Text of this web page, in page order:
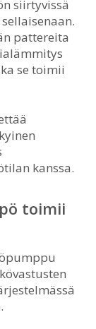
siirtyvissä
pattereita
se toimii
kanssa.
toimii